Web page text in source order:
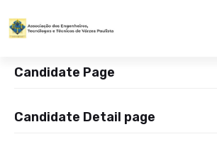
Candidate Page
Candidate Detail page